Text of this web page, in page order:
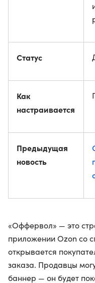
Статус
Как
настраивается
Предыдущая
новость
«Оффервол» — это
приложении Ozon со
открывается
заказа. Продавцы
баннер — он будет